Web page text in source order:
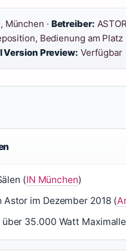
München · Betreiber:
Bedienung am Platz
Version Preview: Verfügbar
(IN München)
im Dezember 2018 (
über 35.000 Watt